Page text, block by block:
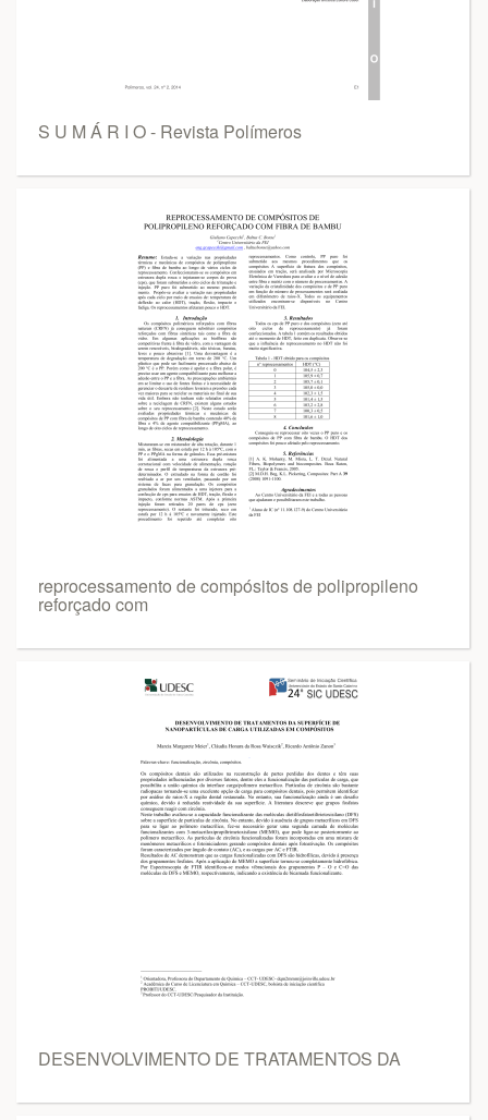
S U M Á R I O - Revista Polímeros
reprocessamento de compósitos de polipropileno
reforçado com
DESENVOLVIMENTO DE TRATAMENTOS DA